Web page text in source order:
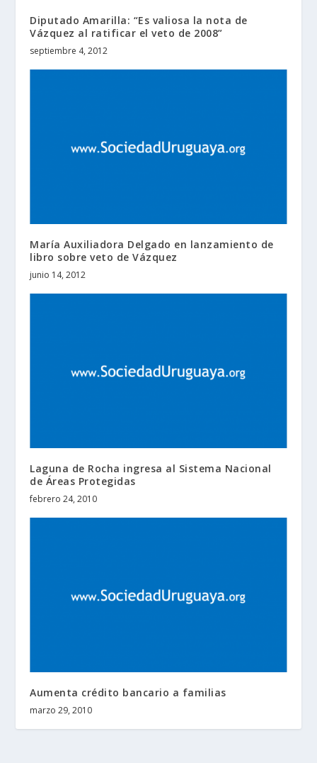
Diputado Amarilla: “Es valiosa la nota de
Vázquez al ratificar el veto de 2008”
septiembre 4, 2012
María Auxiliadora Delgado en lanzamiento de
libro sobre veto de Vázquez
junio 14, 2012
Laguna de Rocha ingresa al Sistema Nacional
de Áreas Protegidas
febrero 24, 2010
Aumenta crédito bancario a familias
marzo 29, 2010